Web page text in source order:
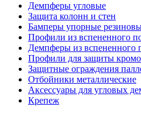
Демпферы угловые
Защита колонн и стен
Бамперы упорные
Профили из вспененного
Демпферы из вспененного
Профили для защиты
Защитные ограждения
Отбойники металлические
Аксессуары для угловых
Крепеж